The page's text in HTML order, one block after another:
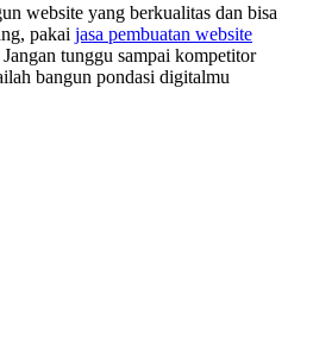
website yang berkualitas dan bisa
pakai jasa pembuatan website
tunggu sampai kompetitor
bangun pondasi digitalmu